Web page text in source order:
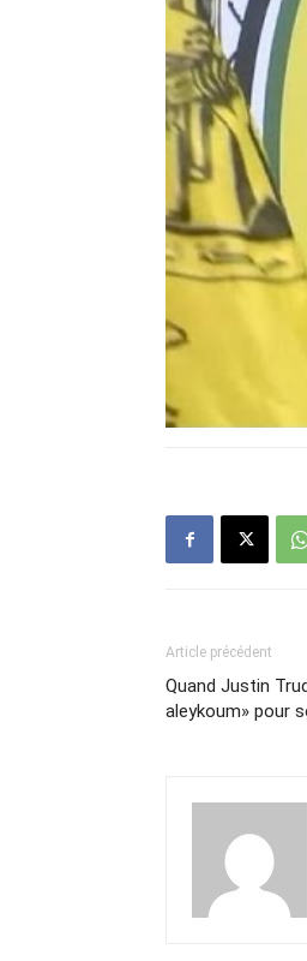
Article précédent
Quand Justin
aleykoum» pour